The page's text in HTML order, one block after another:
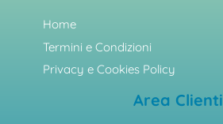
Home
Termini e Condizioni
Privacy e Cookies Policy
Area Clienti